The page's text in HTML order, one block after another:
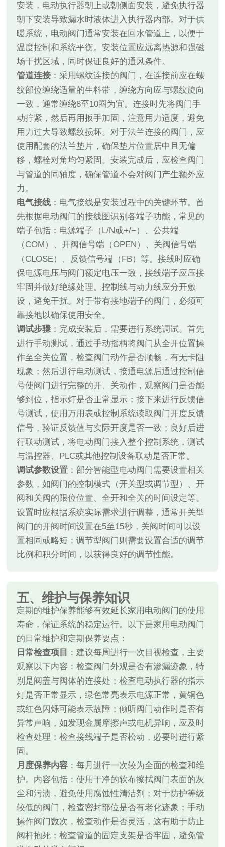
安装，电动执行器朝上或朝侧面安装，避免执行器
朝下安装导致漏水时液体进入执行器内部。对于供
暖系统，电动阀门通常安装在回水管道上，以便于
温度控制和系统平衡。安装位置应远离热源和强磁
场干扰区域，同时保证良好的通风条件。
管道连接 ：采用螺纹连接的阀门，在连接前应在螺
纹部位缠绕适量的生料带，缠绕方向应与螺纹旋向
一致，通常缠绕8至10圈为宜。连接时先将阀门手
动拧紧，然后再用扳手加固，注意用力适度，避免
用力过大导致螺纹损坏。对于法兰连接的阀门，应
使用配套的法兰垫片，确保垫片位置居中且无偏
移，螺栓对角均匀紧固。安装完成后，应检查阀门
与管道的同轴度，确保管道不会对阀门产生额外应
力。
电气接线 ：电气接线是安装过程中的关键环节。首
先根据电动阀门的接线图识别各端子功能，常见的
端子包括：电源端子（L/N或+/−）、公共端
（COM）、开阀信号端（OPEN）、关阀信号端
（CLOSE）、反馈信号端（FB）等。接线时应确
保电源电压与阀门额定电压一致，接线端子应压接
牢固并做好绝缘处理。控制线与动力线应分开敷
设，避免干扰。对于带有接地端子的阀门，必须可
靠接地以确保使用安全。
调试步骤 ：完成安装后，需要进行系统调试。首先
进行手动测试，通过手动摇柄将阀门从全开位置操
作至全关位置，检查阀门动作是否顺畅，有无卡阻
现象；然后进行电动测试，接通电源后通过控制信
号使阀门进行完整的开、关动作，观察阀门是否能
够到位，指示灯是否正常显示；接下来进行反馈信
号测试，使用万用表或控制系统读取阀门开度反馈
信号，验证反馈值与实际开度是否一致；良好后进
行联动测试，将电动阀门接入整个控制系统，测试
与温控器、PLC或其他控制设备联动是否正常。
调试参数设置 ：部分智能型电动阀门需要设置相关
参数，如阀门的控制模式（开关型或调节型）、开
阀和关阀的限位位置、全开和全关的时间设定等。
设置时应根据系统实际需求进行调整，通常开关型
阀门的开阀时间设置在5至15秒，关阀时间可以设
置相同或略短；调节型阀门则需要设置合适的调节
比例和积分时间，以获得良好的调节性能。
五、维护与保养知识
定期的维护保养能够有效延长家用电动阀门的使用
寿命，保证系统的稳定运行。以下是家用电动阀门
的日常维护和定期保养要点：
日常检查项目 ：建议每周进行一次目视检查，主要
观察以下内容：检查阀门外观是否有渗漏迹象，特
别是阀盖与阀体的连接处；检查电动执行器的指示
灯是否正常显示，绿色常亮表示电源正常，黄铜色
或红色闪烁可能表示故障；倾听阀门动作时是否有
异常声响，如发现金属摩擦声或电机异响，应及时
检查处理；检查接线端子是否松动，必要时进行紧
固。
月度保养内容 ：每月进行一次较为全面的检查和维
护。内容包括：使用干净的软布擦拭阀门表面的灰
尘和污渍，避免使用腐蚀性清洁剂；对于防护等级
较低的阀门，检查密封部位是否有老化迹象；手动
操作阀门数次，检查动作是否灵活，这有助于防止
阀杆抱死；检查管道的固定支架是否牢固，避免管